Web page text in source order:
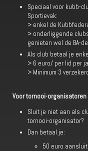
Speciaal voor kubb-
Sportievak:
> enkel de
> onderliggende
genieten wel de BA-
Als club betaal je
> 6 euro/ per lid per
> Minimum 3
Voor tornooi-
Sluit je niet aan als
tornooi-organisator?
Dan betaal je:
50 euro